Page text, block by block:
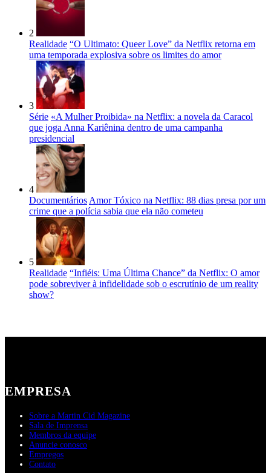
2
Realidade “O Ultimato: Queer Love” da Netflix retorna em
uma temporada explosiva sobre os limites do amor
3
Série «A Mulher Proibida» na Netflix: a novela da Caracol
que joga Anna Kariênina dentro de uma campanha
presidencial
4
Documentários Amor Tóxico na Netflix: 88 dias presa por um
crime que a polícia sabia que ela não cometeu
5
Realidade “Infiéis: Uma Última Chance” da Netflix: O amor
pode sobreviver à infidelidade sob o escrutínio de um reality
show?
EMPRESA
Sobre a Martin Cid Magazine
Sala de Imprensa
Membros da equipe
Anuncie conosco
Empregos
Contato